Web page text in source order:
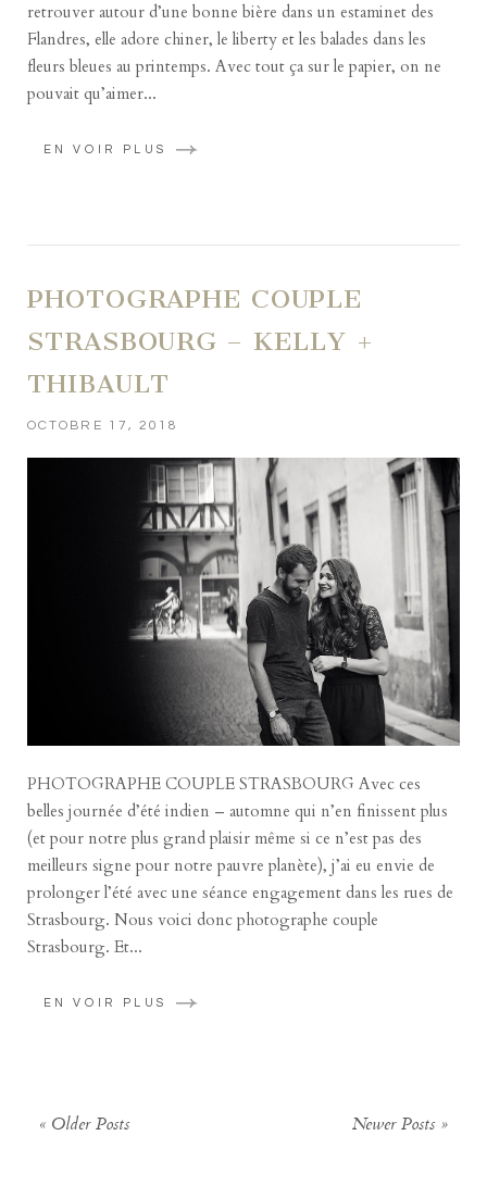
retrouver autour d’une bonne bière dans un estaminet des
Flandres, elle adore chiner, le liberty et les balades dans les
fleurs bleues au printemps. Avec tout ça sur le papier, on ne
pouvait qu’aimer...
EN VOIR PLUS
PHOTOGRAPHE COUPLE
STRASBOURG – KELLY +
THIBAULT
OCTOBRE 17, 2018
PHOTOGRAPHE COUPLE STRASBOURG Avec ces
belles journée d’été indien – automne qui n’en finissent plus
(et pour notre plus grand plaisir même si ce n’est pas des
meilleurs signe pour notre pauvre planète), j’ai eu envie de
prolonger l’été avec une séance engagement dans les rues de
Strasbourg. Nous voici donc photographe couple
Strasbourg. Et...
EN VOIR PLUS
« Older Posts Newer Posts »